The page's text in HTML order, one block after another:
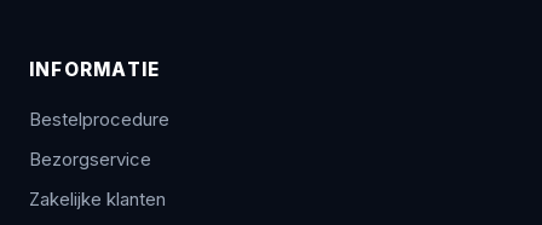
INFORMATIE
Bestelprocedure
Bezorgservice
Zakelijke klanten